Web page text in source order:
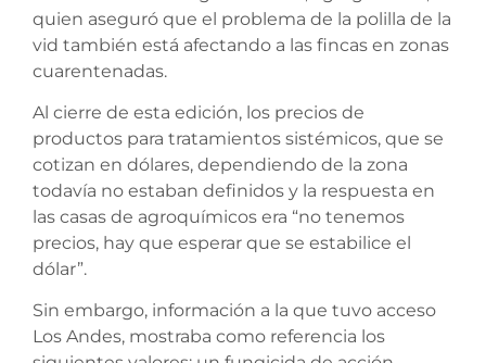
quien aseguró que el problema de la polilla de la
vid también está afectando a las fincas en zonas
cuarentenadas.
Al cierre de esta edición, los precios de
productos para tratamientos sistémicos, que se
cotizan en dólares, dependiendo de la zona
todavía no estaban definidos y la respuesta en
las casas de agroquímicos era “no tenemos
precios, hay que esperar que se estabilice el
dólar”.
Sin embargo, información a la que tuvo acceso
Los Andes, mostraba como referencia los